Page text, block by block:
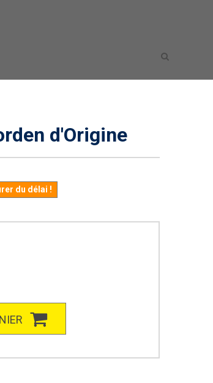
d'Origine
du délai !